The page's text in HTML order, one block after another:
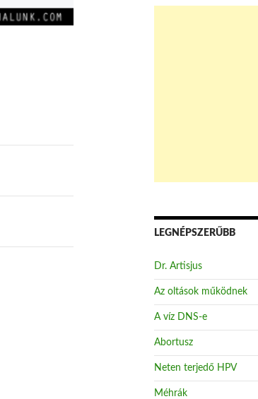
LEGNÉPSZERŰBB
Dr. Artisjus
Az oltások működnek
A víz DNS-e
Abortusz
Neten terjedő HPV
Méhrák